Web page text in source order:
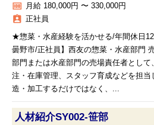
money 月給 180,000円 〜 330,000円
assignment_ind 正社員
★惣菜・水産経験を活かせる/年間休日
曇野市/正社員】西友の惣菜・水産部門
部門または水産部門の売場責任者とし
注・在庫管理、スタッフ育成などを担
造・加工するだけではなく、...
人材紹介SY002‐笹部